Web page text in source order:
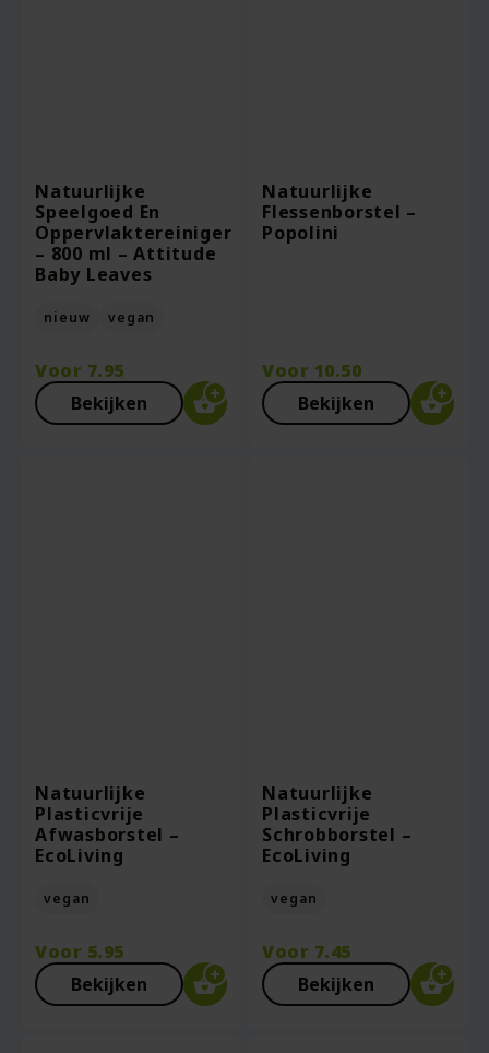
Natuurlijke
Speelgoed En
Oppervlaktereiniger
– 800 ml – Attitude
Baby Leaves
nieuw vegan
Voor 7.95
Bekijken
Natuurlijke
Flessenborstel –
Popolini
Voor 10.50
Bekijken
Natuurlijke
Plasticvrije
Afwasborstel –
EcoLiving
vegan
Voor 5.95
Bekijken
Natuurlijke
Plasticvrije
Schrobborstel –
EcoLiving
vegan
Voor 7.45
Bekijken